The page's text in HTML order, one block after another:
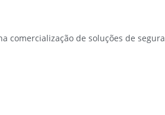
comercialização de soluções de